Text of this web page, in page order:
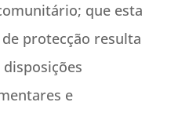
que esta
protecção resulta
e